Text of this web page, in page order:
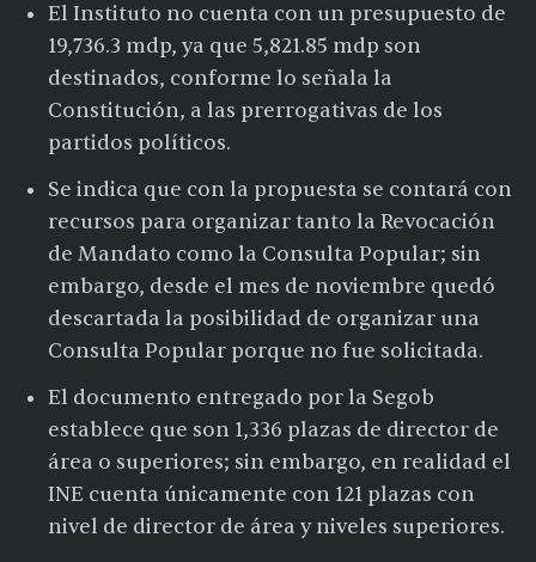
El Instituto no cuenta con un presupuesto de
19,736.3 mdp, ya que 5,821.85 mdp son
destinados, conforme lo señala la
Constitución, a las prerrogativas de los
partidos políticos.
Se indica que con la propuesta se contará con
recursos para organizar tanto la Revocación
de Mandato como la Consulta Popular; sin
embargo, desde el mes de noviembre quedó
descartada la posibilidad de organizar una
Consulta Popular porque no fue solicitada.
El documento entregado por la Segob
establece que son 1,336 plazas de director de
área o superiores; sin embargo, en realidad el
INE cuenta únicamente con 121 plazas con
nivel de director de área y niveles superiores.